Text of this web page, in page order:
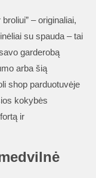
– originaliai,
su spauda – tai
garderobą
arba šią
shop parduotuvėje
kokybės
ir